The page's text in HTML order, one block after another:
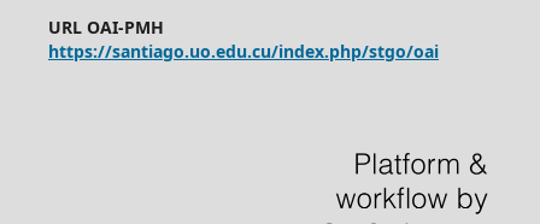
URL OAI-PMH
https://santiago.uo.edu.cu/index.php/stgo/oai